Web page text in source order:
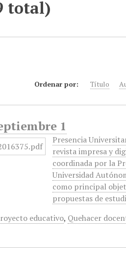
total)
Ordenar por: Título
1
Presencia
revista impresa y
coordinada por la
Universidad
como principal
propuestas de
educativo, Quehacer